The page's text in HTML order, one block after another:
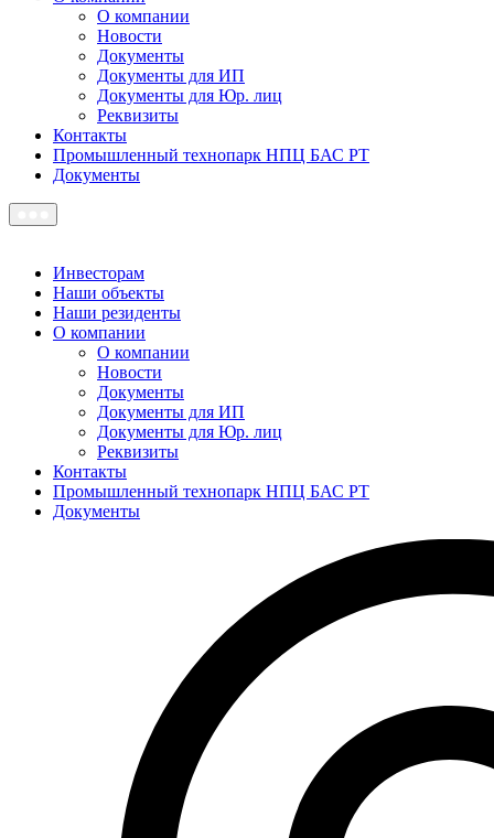
О компании
Новости
Документы
Документы для ИП
Документы для Юр. лиц
Реквизиты
Контакты
Промышленный технопарк НПЦ БАС РТ
Документы
Инвесторам
Наши объекты
Наши резиденты
О компании
О компании
Новости
Документы
Документы для ИП
Документы для Юр. лиц
Реквизиты
Контакты
Промышленный технопарк НПЦ БАС РТ
Документы